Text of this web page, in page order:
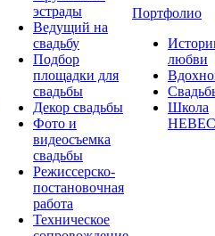
эстрады
Ведущий на
свадьбу
Подбор
площадки для
свадьбы
Декор свадьбы
Фото и
видеосъемка
свадьбы
Режиссерско-
постановочная
работа
Техническое
Портфолио
любви
Школа